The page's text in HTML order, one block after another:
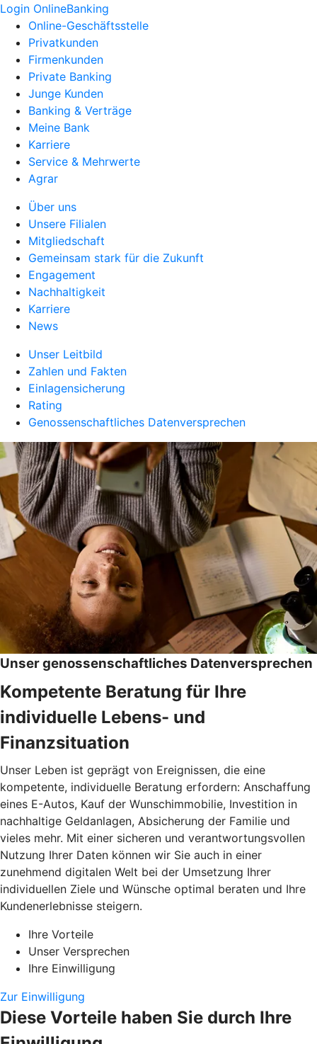
Login OnlineBanking
Online-Geschäftsstelle
Privatkunden
Firmenkunden
Private Banking
Junge Kunden
Banking & Verträge
Meine Bank
Karriere
Service & Mehrwerte
Agrar
Über uns
Unsere Filialen
Mitgliedschaft
Gemeinsam stark für die Zukunft
Engagement
Nachhaltigkeit
Karriere
News
Unser Leitbild
Zahlen und Fakten
Einlagensicherung
Rating
Genossenschaftliches Datenversprechen
Unser genossenschaftliches Datenversprechen
Kompetente Beratung für Ihre
individuelle Lebens- und
Finanzsituation
Unser Leben ist geprägt von Ereignissen, die eine
kompetente, individuelle Beratung erfordern: Anschaffung
eines E-Autos, Kauf der Wunschimmobilie, Investition in
nachhaltige Geldanlagen, Absicherung der Familie und
vieles mehr. Mit einer sicheren und verantwortungsvollen
Nutzung Ihrer Daten können wir Sie auch in einer
zunehmend digitalen Welt bei der Umsetzung Ihrer
individuellen Ziele und Wünsche optimal beraten und Ihre
Kundenerlebnisse steigern.
Ihre Vorteile
Unser Versprechen
Ihre Einwilligung
Zur Einwilligung
Diese Vorteile haben Sie durch Ihre